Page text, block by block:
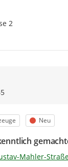
2
Zur Äußerung
Status
Neu
Mahler-